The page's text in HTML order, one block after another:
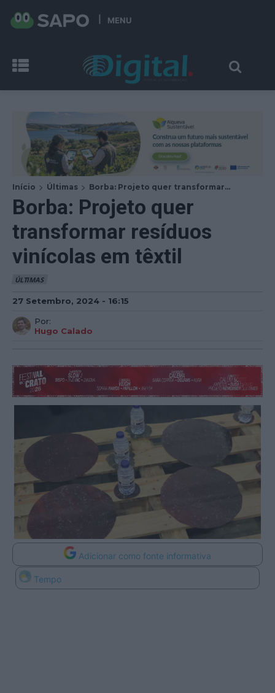
MENU
Início Últimas Borba: Projeto quer transformar...
Borba: Projeto quer
transformar resíduos
vinícolas em têxtil
ÚLTIMAS
27 Setembro, 2024 - 16:15
Por:
Hugo Calado
Adicionar como fonte informativa
Tempo